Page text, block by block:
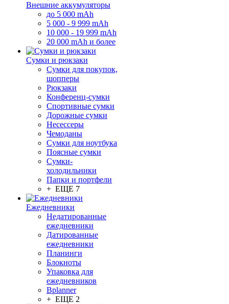
Внешние аккумуляторы
до 5 000 mAh
5 000 - 9 999 mAh
10 000 - 19 999 mAh
20 000 mAh и более
Сумки и рюкзаки
Сумки для покупок,
шопперы
Рюкзаки
Конференц-сумки
Спортивные сумки
Дорожные сумки
Несессеры
Чемоданы
Сумки для ноутбука
Поясные сумки
Сумки-
холодильники
Папки и портфели
+ ЕЩЕ 7
Ежедневники
Недатированные
ежедневники
Датированные
ежедневники
Планинги
Блокноты
Упаковка для
ежедневников
Bplanner
+ ЕЩЕ 2